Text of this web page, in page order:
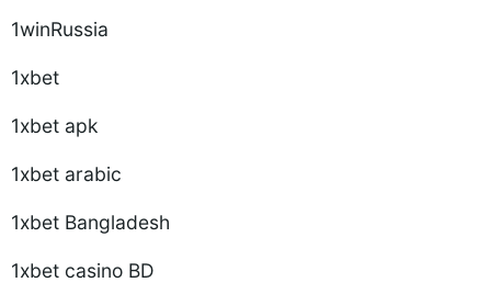
1winRussia
1xbet
1xbet apk
1xbet arabic
1xbet Bangladesh
1xbet casino BD